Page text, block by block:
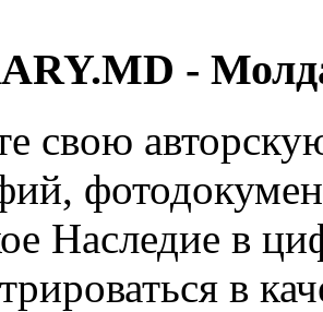
-
свою
Наследие в
в